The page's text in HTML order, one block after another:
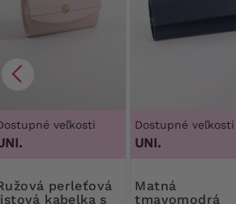
veľkosti
kabelka s
Dostupné veľkosti
UNI.
Matná
tmavomodrá